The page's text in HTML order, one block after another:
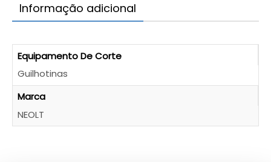
Informação adicional
Equipamento De Corte
Guilhotinas
Marca
NEOLT